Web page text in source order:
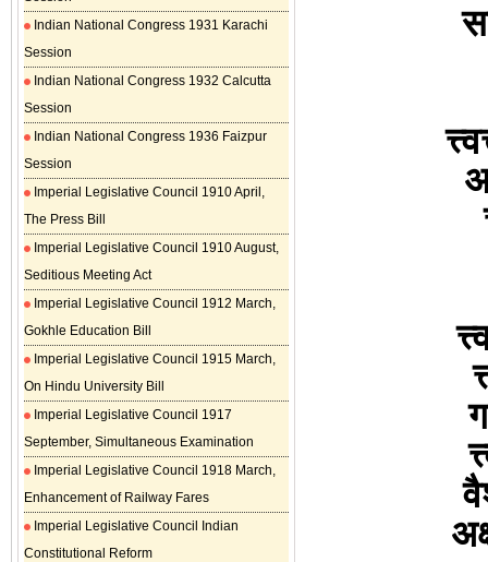
Indian National Congress 1931 Karachi
Session
Indian National Congress 1932 Calcutta
Session
Indian National Congress 1936 Faizpur
Session
Imperial Legislative Council 1910 April,
The Press Bill
Imperial Legislative Council 1910 August,
Seditious Meeting Act
Imperial Legislative Council 1912 March,
Gokhle Education Bill
Imperial Legislative Council 1915 March,
On Hindu University Bill
Imperial Legislative Council 1917
September, Simultaneous Examination
Imperial Legislative Council 1918 March,
Enhancement of Railway Fares
Imperial Legislative Council Indian
Constitutional Reform